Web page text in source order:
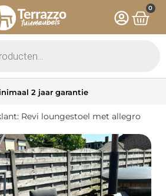
0
2 jaar garantie
Revi loungestoel met allegro